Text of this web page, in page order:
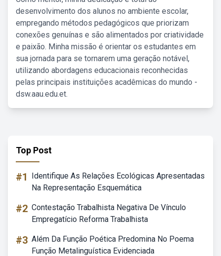
desenvolvimento dos alunos no ambiente escolar,
empregando métodos pedagógicos que priorizam
conexões genuínas e são alimentados por criatividade
e paixão. Minha missão é orientar os estudantes em
sua jornada para se tornarem uma geração notável,
utilizando abordagens educacionais reconhecidas
pelas principais instituições acadêmicas do mundo -
dsw.aau.edu.et.
Top Post
#1
Identifique As Relações Ecológicas Apresentadas
Na Representação Esquemática
#2 Contestação Trabalhista Negativa De Vínculo
Empregatício Reforma Trabalhista
#3 Além Da Função Poética Predomina No Poema
Função Metalinguística Evidenciada